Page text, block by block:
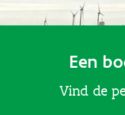
Een
Vind de